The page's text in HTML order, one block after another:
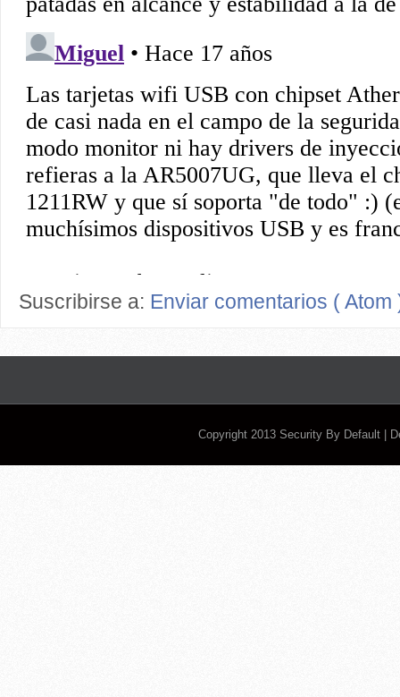
Suscribirse a: Enviar comentarios ( Atom
Copyright 2013 Security By Default |